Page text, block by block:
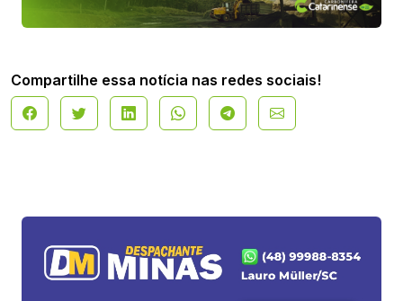
Compartilhe essa notícia nas redes sociais!